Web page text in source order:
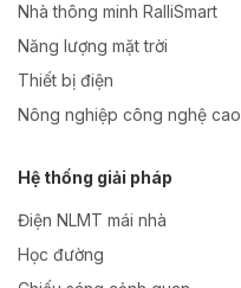
Nhà thông minh RalliSmart
Năng lượng mặt trời
Thiết bị điện
Nông nghiệp công nghệ cao
Hệ thống giải pháp
Điện NLMT mái nhà
Học đường